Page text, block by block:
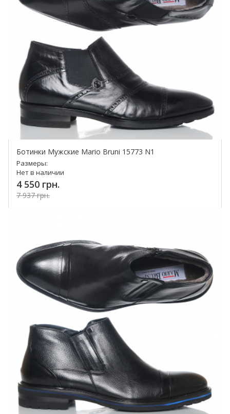
Ботинки Мужские Mario Bruni 15773 N1
Размеры:
Нет в наличии
4 550 грн.
7 937 грн.